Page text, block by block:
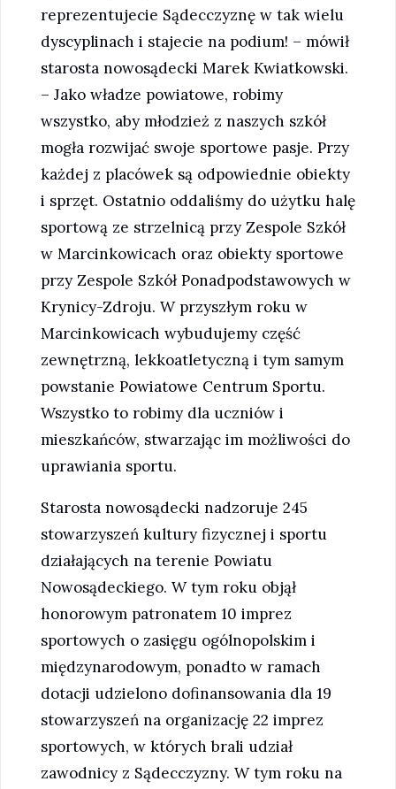
reprezentujecie Sądecczyznę w tak wielu
dyscyplinach i stajecie na podium! – mówił
starosta nowosądecki Marek Kwiatkowski.
– Jako władze powiatowe, robimy
wszystko, aby młodzież z naszych szkół
mogła rozwijać swoje sportowe pasje. Przy
każdej z placówek są odpowiednie obiekty
i sprzęt. Ostatnio oddaliśmy do użytku halę
sportową ze strzelnicą przy Zespole Szkół
w Marcinkowicach oraz obiekty sportowe
przy Zespole Szkół Ponadpodstawowych w
Krynicy-Zdroju. W przyszłym roku w
Marcinkowicach wybudujemy część
zewnętrzną, lekkoatletyczną i tym samym
powstanie Powiatowe Centrum Sportu.
Wszystko to robimy dla uczniów i
mieszkańców, stwarzając im możliwości do
uprawiania sportu.
Starosta nowosądecki nadzoruje 245
stowarzyszeń kultury fizycznej i sportu
działających na terenie Powiatu
Nowosądeckiego. W tym roku objął
honorowym patronatem 10 imprez
sportowych o zasięgu ogólnopolskim i
międzynarodowym, ponadto w ramach
dotacji udzielono dofinansowania dla 19
stowarzyszeń na organizację 22 imprez
sportowych, w których brali udział
zawodnicy z Sądecczyzny. W tym roku na